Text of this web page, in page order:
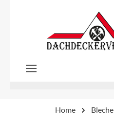
Zum Hauptinhalt springen
Home Bleche